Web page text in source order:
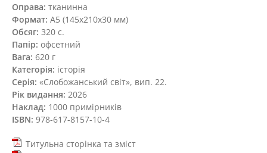
Оправа: тканинна
Формат: А5 (145х210х30 мм)
Обсяг: 320 с.
Папір: офсетний
Вага: 620 г
Категорія: історія
Серія: «Слобожанський світ», вип. 22.
Рік видання: 2026
Наклад: 1000 примірників
ISBN: 978-617-8157-10-4
Титульна сторінка та зміст